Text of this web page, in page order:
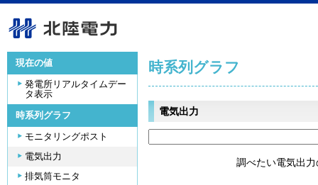
現在の値
発電所リアルタイムデー
タ表示
時系列グラフ
モニタリングポスト
電気出力
排気筒モニタ
時系列グラフ
電気出力
調べたい電気出